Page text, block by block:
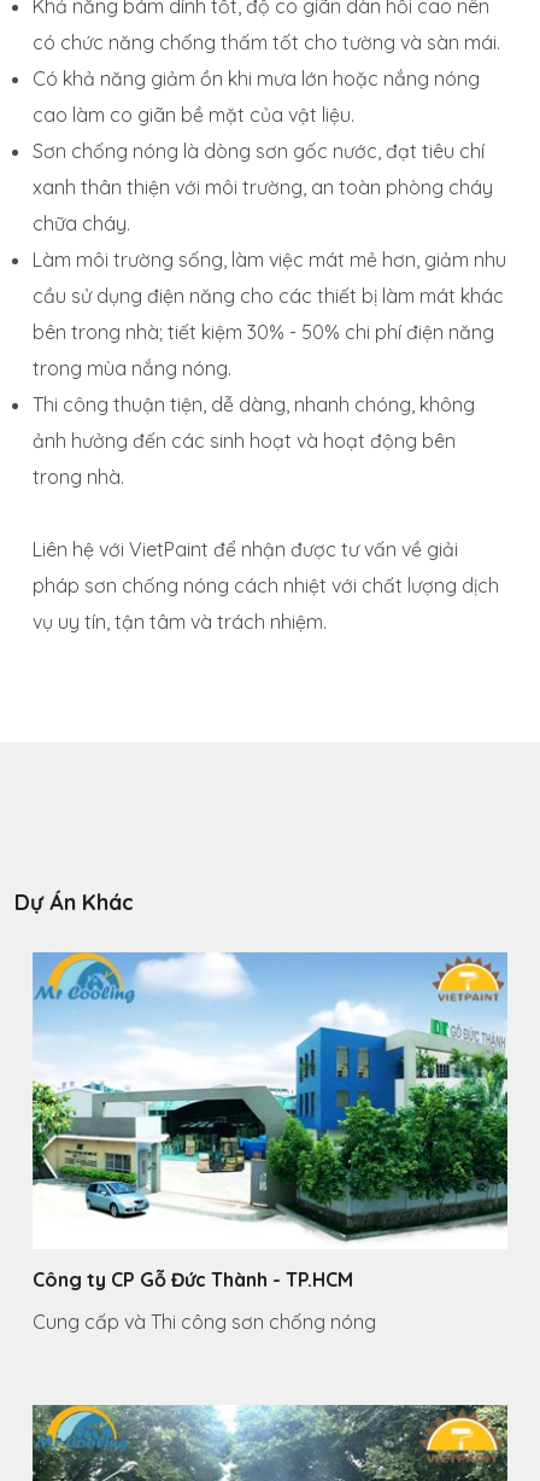
Khả năng bám dính tốt, độ co giãn dàn hồi cao nên
có chức năng chống thấm tốt cho tường và sàn mái.
Có khả năng giảm ồn khi mưa lớn hoặc nắng nóng
cao làm co giãn bề mặt của vật liệu.
Sơn chống nóng là dòng sơn gốc nước, đạt tiêu chí
xanh thân thiện với môi trường, an toàn phòng cháy
chữa cháy.
Làm môi trường sống, làm việc mát mẻ hơn, giảm nhu
cầu sử dụng điện năng cho các thiết bị làm mát khác
bên trong nhà; tiết kiệm 30% - 50% chi phí điện năng
trong mùa nắng nóng.
Thi công thuận tiện, dễ dàng, nhanh chóng, không
ảnh hưởng đến các sinh hoạt và hoạt động bên
trong nhà.
Liên hệ với VietPaint để nhận được tư vấn về giải
pháp sơn chống nóng cách nhiệt với chất lượng dịch
vụ uy tín, tận tâm và trách nhiệm.
Dự Án Khác
Công ty CP Gỗ Đức Thành - TP.HCM
Cung cấp và Thi công sơn chống nóng